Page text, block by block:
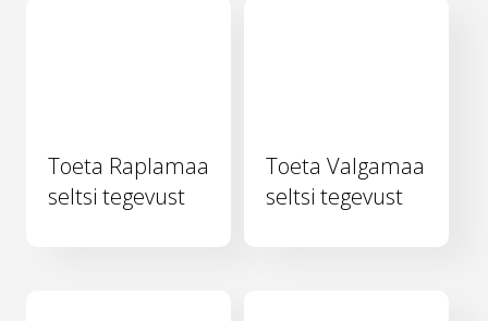
Toeta Raplamaa
seltsi tegevust
Toeta Valgamaa
seltsi tegevust